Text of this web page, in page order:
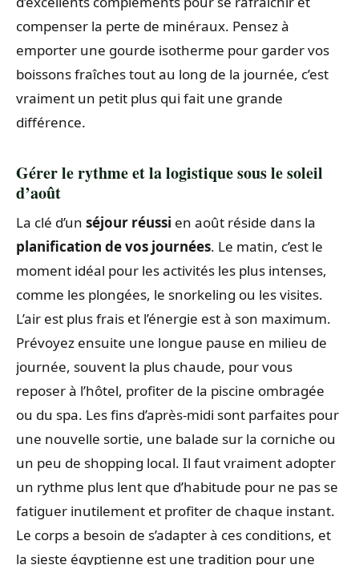
compenser la perte de minéraux. Pensez à
emporter une gourde isotherme pour garder vos
boissons fraîches tout au long de la journée, c’est
vraiment un petit plus qui fait une grande
différence.
Gérer le rythme et la logistique sous le soleil
d’août
La clé d’un séjour réussi en août réside dans la
planification de vos journées. Le matin, c’est le
moment idéal pour les activités les plus intenses,
comme les plongées, le snorkeling ou les visites.
L’air est plus frais et l’énergie est à son maximum.
Prévoyez ensuite une longue pause en milieu de
journée, souvent la plus chaude, pour vous
reposer à l’hôtel, profiter de la piscine ombragée
ou du spa. Les fins d’après-midi sont parfaites pour
une nouvelle sortie, une balade sur la corniche ou
un peu de shopping local. Il faut vraiment adopter
un rythme plus lent que d’habitude pour ne pas se
fatiguer inutilement et profiter de chaque instant.
Le corps a besoin de s’adapter à ces conditions, et
la sieste égyptienne est une tradition pour une